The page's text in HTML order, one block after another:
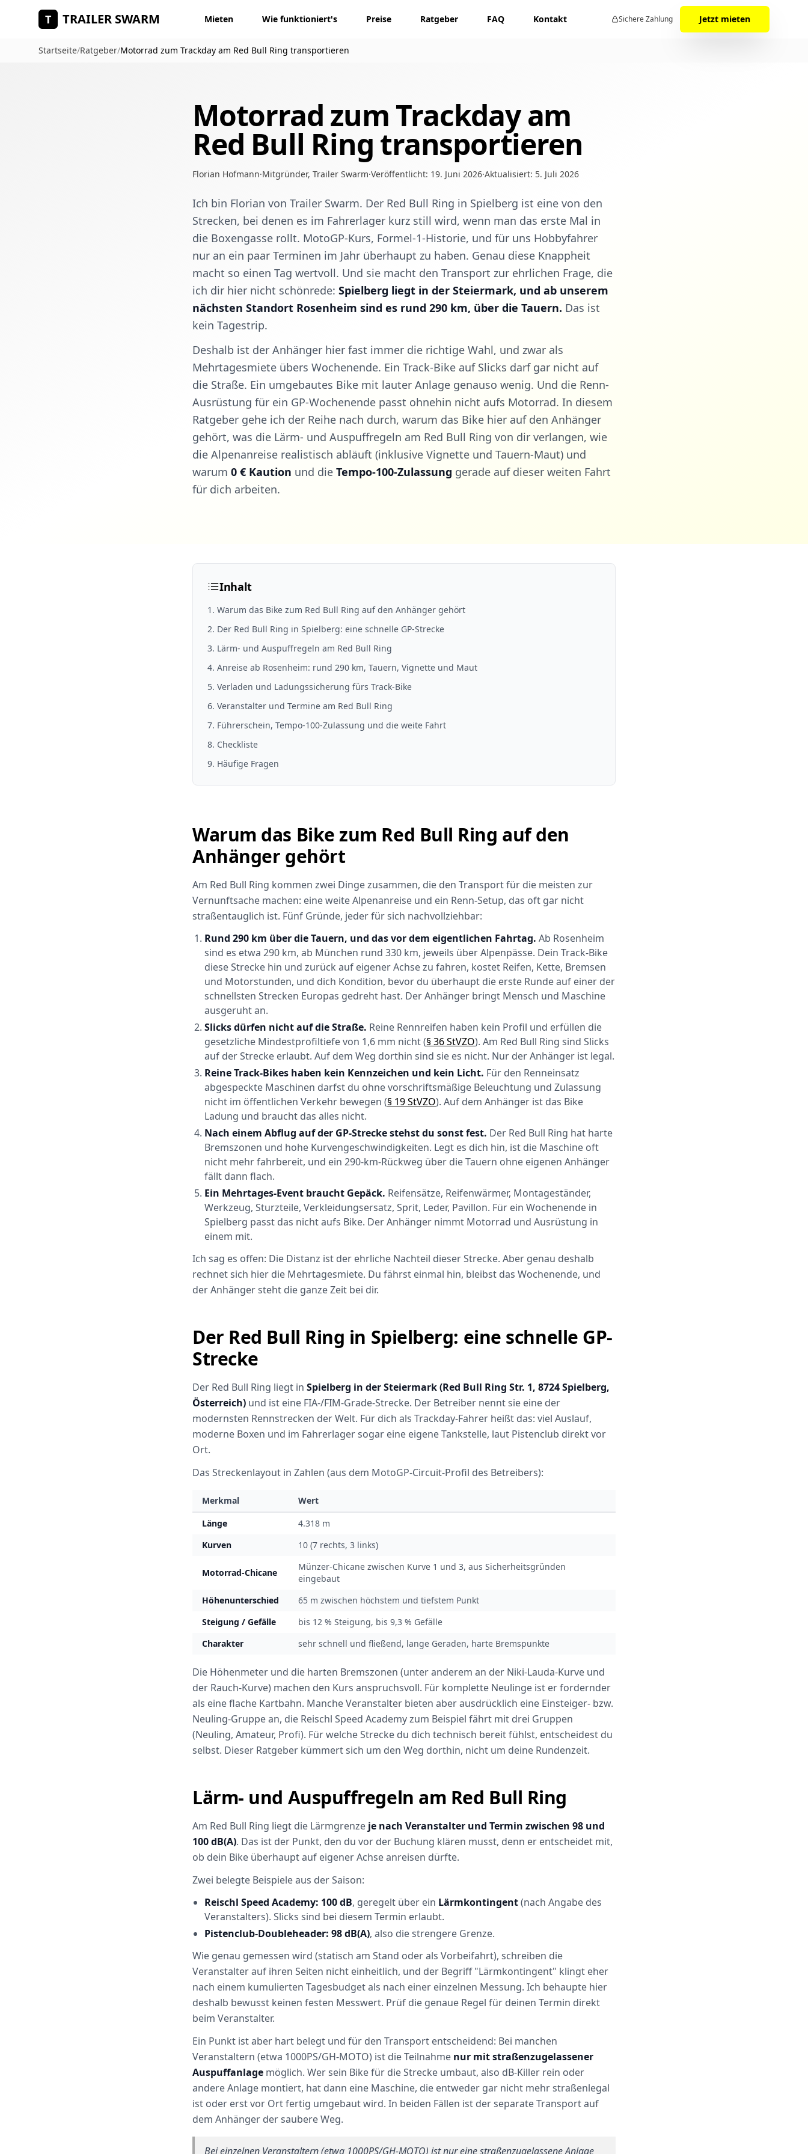
Zum Hauptinhalt springen
T TRAILER SWARM Mieten Wie funktioniert's Preise Ratgeber FAQ Kontakt Sichere Zahlung Jetzt mieten
Startseite/Ratgeber/Motorrad zum Trackday am Red Bull Ring transportieren
Motorrad zum Trackday am
Red Bull Ring transportieren
Florian Hofmann·Mitgründer, Trailer Swarm·Veröffentlicht: 19. Juni 2026·Aktualisiert: 5. Juli 2026
Ich bin Florian von Trailer Swarm. Der Red Bull Ring in Spielberg ist eine von den
Strecken, bei denen es im Fahrerlager kurz still wird, wenn man das erste Mal in
die Boxengasse rollt. MotoGP-Kurs, Formel-1-Historie, und für uns Hobbyfahrer
nur an ein paar Terminen im Jahr überhaupt zu haben. Genau diese Knappheit
macht so einen Tag wertvoll. Und sie macht den Transport zur ehrlichen Frage, die
ich dir hier nicht schönrede: Spielberg liegt in der Steiermark, und ab unserem
nächsten Standort Rosenheim sind es rund 290 km, über die Tauern. Das ist
kein Tagestrip.
Deshalb ist der Anhänger hier fast immer die richtige Wahl, und zwar als
Mehrtagesmiete übers Wochenende. Ein Track-Bike auf Slicks darf gar nicht auf
die Straße. Ein umgebautes Bike mit lauter Anlage genauso wenig. Und die Renn-
Ausrüstung für ein GP-Wochenende passt ohnehin nicht aufs Motorrad. In diesem
Ratgeber gehe ich der Reihe nach durch, warum das Bike hier auf den Anhänger
gehört, was die Lärm- und Auspuffregeln am Red Bull Ring von dir verlangen, wie
die Alpenanreise realistisch abläuft (inklusive Vignette und Tauern-Maut) und
warum 0 € Kaution und die Tempo-100-Zulassung gerade auf dieser weiten Fahrt
für dich arbeiten.
Inhalt
1 . Warum das Bike zum Red Bull Ring auf den Anhänger gehört
2. Der Red Bull Ring in Spielberg: eine schnelle GP-Strecke
3. Lärm- und Auspuffregeln am Red Bull Ring
4. Anreise ab Rosenheim: rund 290 km, Tauern, Vignette und Maut
5. Verladen und Ladungssicherung fürs Track-Bike
6. Veranstalter und Termine am Red Bull Ring
7. Führerschein, Tempo-100-Zulassung und die weite Fahrt
8. Checkliste
9. Häufige Fragen
Warum das Bike zum Red Bull Ring auf den
Anhänger gehört
Am Red Bull Ring kommen zwei Dinge zusammen, die den Transport für die meisten zur
Vernunftsache machen: eine weite Alpenanreise und ein Renn-Setup, das oft gar nicht
straßentauglich ist. Fünf Gründe, jeder für sich nachvollziehbar:
Rund 290 km über die Tauern, und das vor dem eigentlichen Fahrtag. Ab Rosenheim
sind es etwa 290 km, ab München rund 330 km, jeweils über Alpenpässe. Dein Track-Bike
diese Strecke hin und zurück auf eigener Achse zu fahren, kostet Reifen, Kette, Bremsen
und Motorstunden, und dich Kondition, bevor du überhaupt die erste Runde auf einer der
schnellsten Strecken Europas gedreht hast. Der Anhänger bringt Mensch und Maschine
ausgeruht an.
Slicks dürfen nicht auf die Straße. Reine Rennreifen haben kein Profil und erfüllen die
gesetzliche Mindestprofiltiefe von 1,6 mm nicht (§ 36 StVZO). Am Red Bull Ring sind Slicks
auf der Strecke erlaubt. Auf dem Weg dorthin sind sie es nicht. Nur der Anhänger ist legal.
Reine Track-Bikes haben kein Kennzeichen und kein Licht. Für den Renneinsatz
abgespeckte Maschinen darfst du ohne vorschriftsmäßige Beleuchtung und Zulassung
nicht im öffentlichen Verkehr bewegen (§ 19 StVZO). Auf dem Anhänger ist das Bike
Ladung und braucht das alles nicht.
Nach einem Abflug auf der GP-Strecke stehst du sonst fest. Der Red Bull Ring hat harte
Bremszonen und hohe Kurvengeschwindigkeiten. Legt es dich hin, ist die Maschine oft
nicht mehr fahrbereit, und ein 290-km-Rückweg über die Tauern ohne eigenen Anhänger
fällt dann flach.
Ein Mehrtages-Event braucht Gepäck. Reifensätze, Reifenwärmer, Montageständer,
Werkzeug, Sturzteile, Verkleidungsersatz, Sprit, Leder, Pavillon. Für ein Wochenende in
Spielberg passt das nicht aufs Bike. Der Anhänger nimmt Motorrad und Ausrüstung in
einem mit.
Ich sag es offen: Die Distanz ist der ehrliche Nachteil dieser Strecke. Aber genau deshalb
rechnet sich hier die Mehrtagesmiete. Du fährst einmal hin, bleibst das Wochenende, und
der Anhänger steht die ganze Zeit bei dir.
Der Red Bull Ring in Spielberg: eine schnelle GP-
Strecke
Der Red Bull Ring liegt in Spielberg in der Steiermark (Red Bull Ring Str. 1, 8724 Spielberg,
Österreich) und ist eine FIA-/FIM-Grade-Strecke. Der Betreiber nennt sie eine der
modernsten Rennstrecken der Welt. Für dich als Trackday-Fahrer heißt das: viel Auslauf,
moderne Boxen und im Fahrerlager sogar eine eigene Tankstelle, laut Pistenclub direkt vor
Ort.
Das Streckenlayout in Zahlen (aus dem MotoGP-Circuit-Profil des Betreibers):
Merkmal
Wert
Länge
4.318 m
Kurven
10 (7 rechts, 3 links)
Motorrad-Chicane
Münzer-Chicane zwischen Kurve 1 und 3, aus Sicherheitsgründen
eingebaut
Höhenunterschied
65 m zwischen höchstem und tiefstem Punkt
Steigung / Gefälle
bis 12 % Steigung, bis 9,3 % Gefälle
Charakter
sehr schnell und fließend, lange Geraden, harte Bremspunkte
Die Höhenmeter und die harten Bremszonen (unter anderem an der Niki-Lauda-Kurve und
der Rauch-Kurve) machen den Kurs anspruchsvoll. Für komplette Neulinge ist er fordernder
als eine flache Kartbahn. Manche Veranstalter bieten aber ausdrücklich eine Einsteiger- bzw.
Neuling-Gruppe an, die Reischl Speed Academy zum Beispiel fährt mit drei Gruppen
(Neuling, Amateur, Profi). Für welche Strecke du dich technisch bereit fühlst, entscheidest du
selbst. Dieser Ratgeber kümmert sich um den Weg dorthin, nicht um deine Rundenzeit.
Lärm- und Auspuffregeln am Red Bull Ring
Am Red Bull Ring liegt die Lärmgrenze je nach Veranstalter und Termin zwischen 98 und
100 dB(A). Das ist der Punkt, den du vor der Buchung klären musst, denn er entscheidet mit,
ob dein Bike überhaupt auf eigener Achse anreisen dürfte.
Zwei belegte Beispiele aus der Saison:
Reischl Speed Academy: 100 dB, geregelt über ein Lärmkontingent(nach Angabe des
Veranstalters). Slicks sind bei diesem Termin erlaubt.
Pistenclub-Doubleheader: 98 dB(A), also die strengere Grenze.
Wie genau gemessen wird (statisch am Stand oder als Vorbeifahrt), schreiben die
Veranstalter auf ihren Seiten nicht einheitlich, und der Begriff "Lärmkontingent" klingt eher
nach einem kumulierten Tagesbudget als nach einer einzelnen Messung. Ich behaupte hier
deshalb bewusst keinen festen Messwert. Prüf die genaue Regel für deinen Termin direkt
beim Veranstalter.
Ein Punkt ist aber hart belegt und für den Transport entscheidend: Bei manchen
Veranstaltern (etwa 1000PS/GH-MOTO) ist die Teilnahme nur mit straßenzugelassener
Auspuffanlage möglich. Wer sein Bike für die Strecke umbaut, also dB-Killer rein oder
andere Anlage montiert, hat dann eine Maschine, die entweder gar nicht mehr straßenlegal
ist oder erst vor Ort fertig umgebaut wird. In beiden Fällen ist der separate Transport auf
dem Anhänger der saubere Weg.
Bei einzelnen Veranstaltern (etwa 1000PS/GH-MOTO) ist nur eine straßenzugelassene Anlage